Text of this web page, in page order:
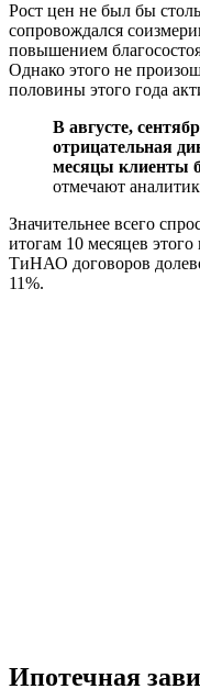
Рост цен не был бы
сопровождался
повышением
Однако этого не
половины этого года
В августе,
отрицательная
месяцы клиенты
отмечают
Значительнее всего
итогам 10 месяцев
ТиНАО договоров
11%.
Ипотечная